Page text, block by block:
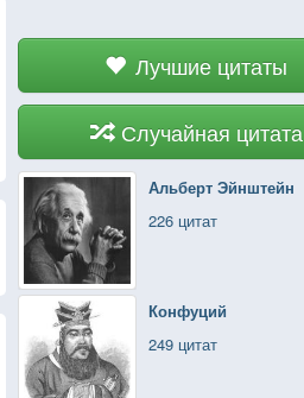
Лучшие цитаты
Случайная цитата
Альберт Эйнштейн
226 цитат
Конфуций
249 цитат